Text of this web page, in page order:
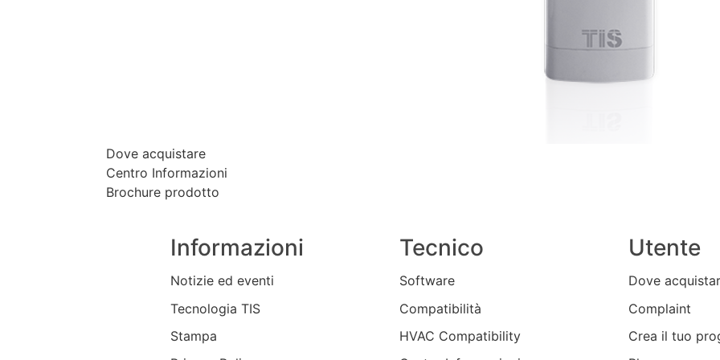
Dove acquistare
Centro Informazioni
Brochure prodotto
Informazioni
Notizie ed eventi
Tecnologia TIS
Stampa
Tecnico
Software
Compatibilità
HVAC Compatibility
Utente
Dove
Complaint
Crea il tuo